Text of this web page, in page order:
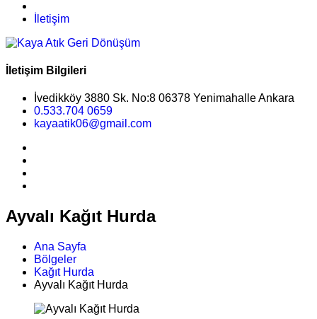
İletişim
İletişim Bilgileri
İvedikköy 3880 Sk. No:8 06378 Yenimahalle Ankara
0.533.704 0659
kayaatik06@gmail.com
Ayvalı Kağıt Hurda
Ana Sayfa
Bölgeler
Kağıt Hurda
Ayvalı Kağıt Hurda